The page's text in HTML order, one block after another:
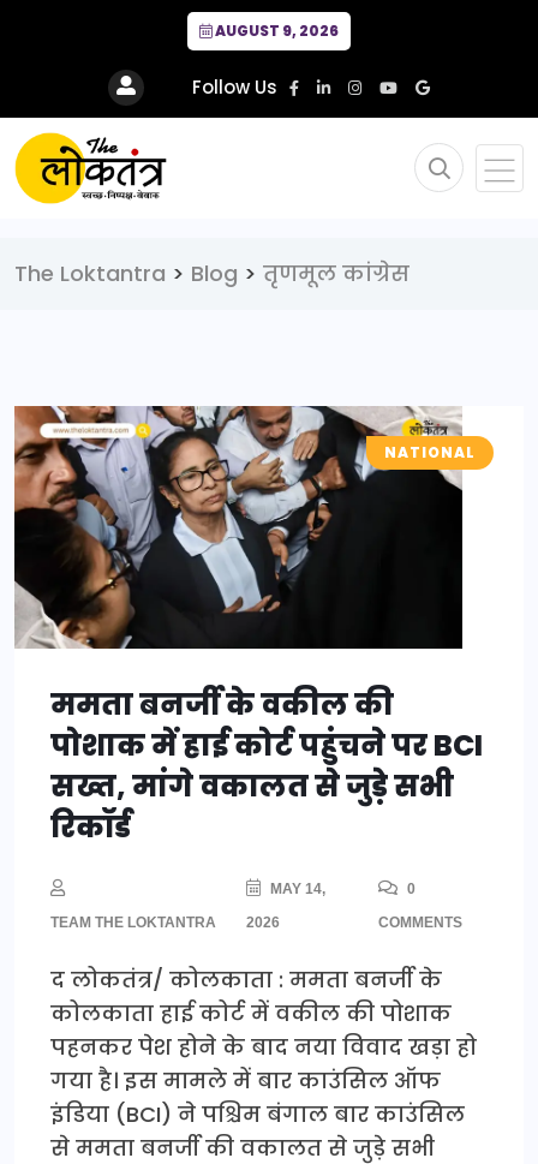
AUGUST 9, 2026
Follow Us
The Loktantra > Blog > तृणमूल कांग्रेस
NATIONAL
ममता बनर्जी के वकील की
पोशाक में हाई कोर्ट पहुंचने पर BCI
सख्त, मांगे वकालत से जुड़े सभी
रिकॉर्ड
TEAM THE LOKTANTRA
MAY 14,
2026
0
COMMENTS
द लोकतंत्र/ कोलकाता : ममता बनर्जी के
कोलकाता हाई कोर्ट में वकील की पोशाक
पहनकर पेश होने के बाद नया विवाद खड़ा हो
गया है। इस मामले में बार काउंसिल ऑफ
इंडिया (BCI) ने पश्चिम बंगाल बार काउंसिल
से ममता बनर्जी की वकालत से जुड़े सभी